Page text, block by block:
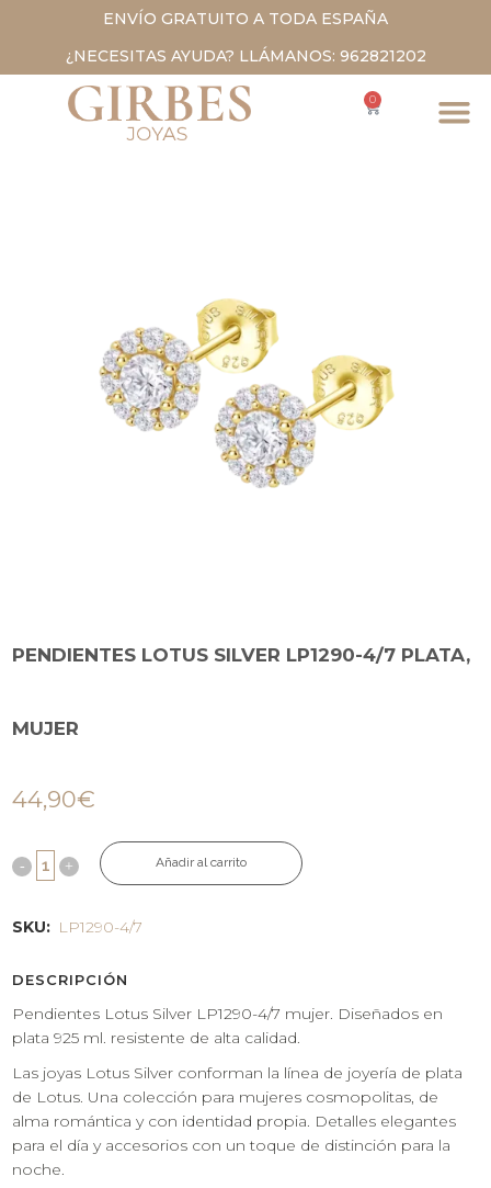
ENVÍO GRATUITO A TODA ESPAÑA
¿NECESITAS AYUDA? LLÁMANOS: 962821202
0
PENDIENTES LOTUS SILVER LP1290-4/7 PLATA,
MUJER
44,90€
Añadir al carrito
SKU: LP1290-4/7
DESCRIPCIÓN
Pendientes Lotus Silver LP1290-4/7 mujer. Diseñados en
plata 925 ml. resistente de alta calidad.
Las joyas Lotus Silver conforman la línea de joyería de plata
de Lotus. Una colección para mujeres cosmopolitas, de
alma romántica y con identidad propia. Detalles elegantes
para el día y accesorios con un toque de distinción para la
noche.